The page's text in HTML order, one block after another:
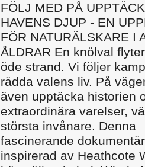
FÖLJ MED PÅ
HAVENS DJUP - EN
FÖR NATURÄLSKARE I
ÅLDRAR En knölval
öde strand. Vi följer
rädda valens liv. På
även upptäcka historien
extraordinära varelser,
största invånare. Denna
fascinerande
inspirerad av Heathcote